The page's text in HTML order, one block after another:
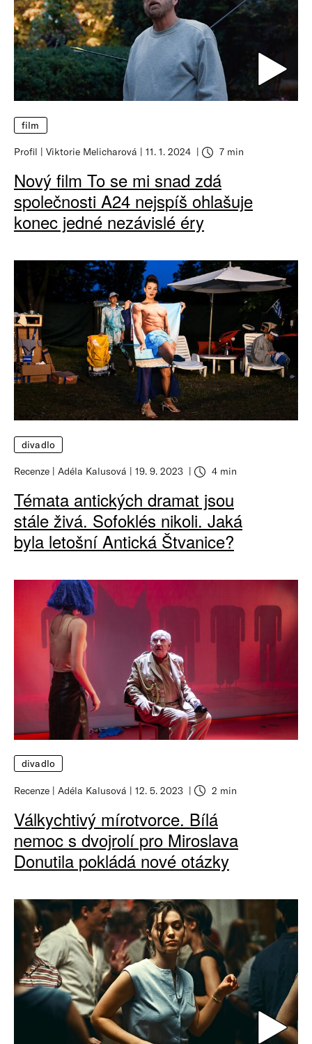
film
Profil Viktorie Melicharová 11. 1. 2024 7 min
Nový film To se mi snad zdá
společnosti A24 nejspíš ohlašuje
konec jedné nezávislé éry
divadlo
Recenze Adéla Kalusová 19. 9. 2023 4 min
Témata antických dramat jsou
stále živá. Sofoklés nikoli. Jaká
byla letošní Antická Štvanice?
divadlo
Recenze Adéla Kalusová 12. 5. 2023 2 min
Válkychtivý mírotvorce. Bílá
nemoc s dvojrolí pro Miroslava
Donutila pokládá nové otázky